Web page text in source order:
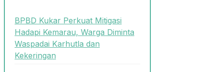
BPBD Kukar Perkuat Mitigasi
Hadapi Kemarau, Warga Diminta
Waspadai Karhutla dan
Kekeringan